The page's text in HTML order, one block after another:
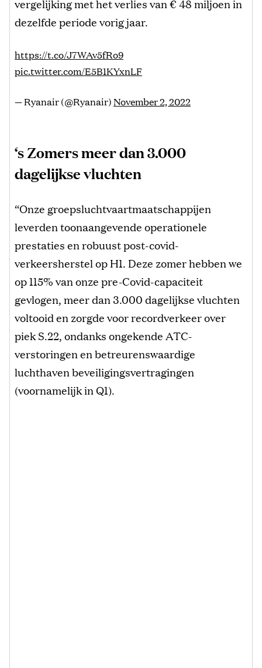
vergelijking met het verlies van € 48 miljoen in
dezelfde periode vorig jaar.
https://t.co/J7WAv5fRo9
pic.twitter.com/E5B1KYxnLF
— Ryanair (@Ryanair)November 2, 2022
‘s Zomers meer dan 3.000
dagelijkse vluchten
“Onze groepsluchtvaartmaatschappijen
leverden toonaangevende operationele
prestaties en robuust post-covid-
verkeersherstel op H1. Deze zomer hebben we
op 115% van onze pre-Covid-capaciteit
gevlogen, meer dan 3.000 dagelijkse vluchten
voltooid en zorgde voor recordverkeer over
piek S.22, ondanks ongekende ATC-
verstoringen en betreurenswaardige
luchthaven beveiligingsvertragingen
(voornamelijk in Q1).